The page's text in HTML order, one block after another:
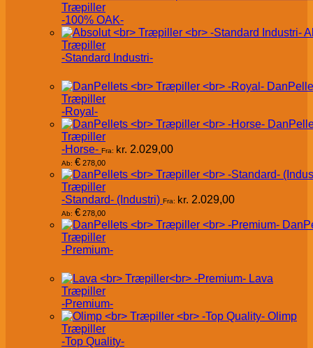
Træpiller
-100% OAK-
Træpiller
-Standard Industri-
Træpiller
-Royal-
Træpiller
-Horse- Fra: kr. 2.029,00
Ab: € 278,00
Træpiller
-Standard- (Industri) Fra: kr. 2.029,00
Ab: € 278,00
Træpiller
-Premium-
Lava
Træpiller
-Premium-
Olimp
Træpiller
-Top Quality-